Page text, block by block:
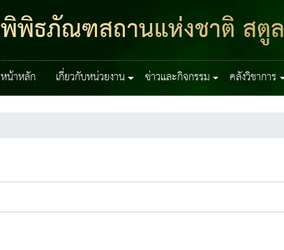
พิพิธภัณฑสถานแห่งชาติ สตูล
หน้าหลัก เกี่ยวกับหน่วยงาน ข่าวและกิจกรรม คลังวิชาการ